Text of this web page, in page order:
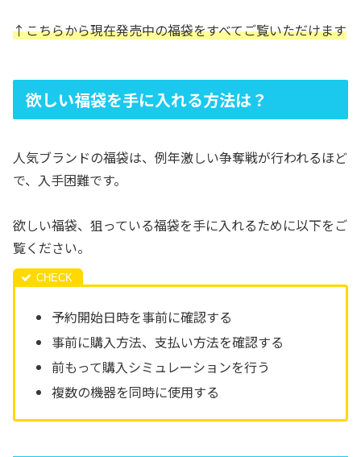
↑こちらから現在発売中の福袋をすべてご覧いただけます
欲しい福袋を手に入れる方法は？
人気ブランドの福袋は、例年激しい争奪戦が行われるほど
で、入手困難です。
欲しい福袋、狙っている福袋を手に入れるために以下をご
覧ください。
予約開始日時を事前に確認する
事前に購入方法、支払い方法を確認する
前もって購入シミュレーションを行う
複数の機器を同時に使用する